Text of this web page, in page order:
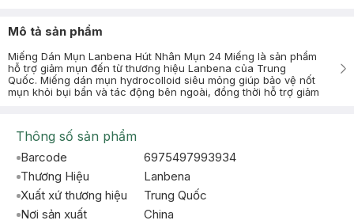
Mô tả sản phẩm
Miếng Dán Mụn Lanbena Hút Nhân Mụn 24 Miếng là sản phẩm
hỗ trợ giảm mụn đến từ thương hiệu Lanbena của Trung
Quốc. Miếng dán mụn hydrocolloid siêu mỏng giúp bảo vệ nốt
mụn khỏi bụi bẩn và tác động bên ngoài, đồng thời hỗ trợ giảm
Thông số sản phẩm
Barcode
6975497993934
Thương Hiệu
Lanbena
Xuất xứ thương hiệu
Trung Quốc
Nơi sản xuất
China